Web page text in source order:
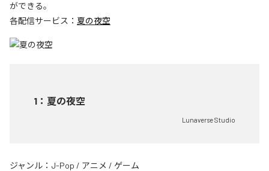
ができる。
各配信サービス： 夏の夜空
1 ： 夏の夜空
Lunaverse Studio
ジャンル： J-Pop / アニメ / ゲーム